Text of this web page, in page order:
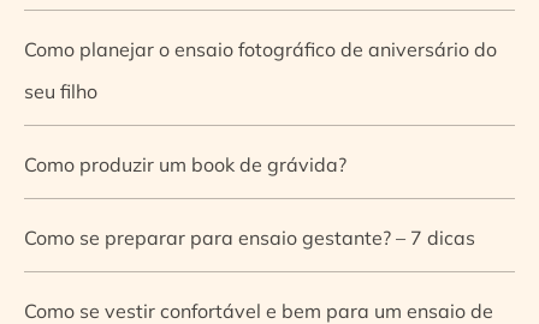
Como planejar o ensaio fotográfico de aniversário do
seu filho
Como produzir um book de grávida?
Como se preparar para ensaio gestante? – 7 dicas
Como se vestir confortável e bem para um ensaio de